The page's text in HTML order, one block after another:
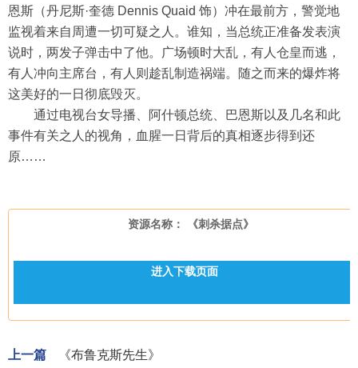
恩斯（丹尼斯·奎德 Dennis Quaid 饰）冲在最前方，警觉地
监视着来自周遭一切可疑之人。谁知，当总统正准备发表演
说时，两发子弹击中了他。广场顿时大乱，有人仓皇而逃，
有人冲向主席台，有人则趁乱制造祸端。随之而来的爆炸将
这美好的一日彻底毁灭。
通过电视台女导播、阿什顿总统、巴恩斯以及几名和此
事件有关之人的视角，血腥一日背后的真相逐步得到还
原……
资源名称： 《刺杀据点》
进入下载页面
上一篇 《布鲁克斯先生》